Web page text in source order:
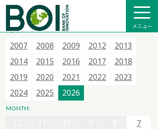
メニュー
全て プレスリリース インフォ
YEAR:
2007 2008 2009 2012
2013
2014
2015 2016 2017
2018
2019
2020 2021 2022
2023
2024
2025 2026
MONTH:
7
2007 2008 2009 2012
2013
2014
2015 2016 2017
2018
2019
2020 2021 2022
2023
2024
2025 2026
7
2007 2008 2013 2014 2015
12 11 10 9 8
6
5 4
2015 2016 2017 2018
2020
2021
2022 2023 2024
2025
2026
12
1